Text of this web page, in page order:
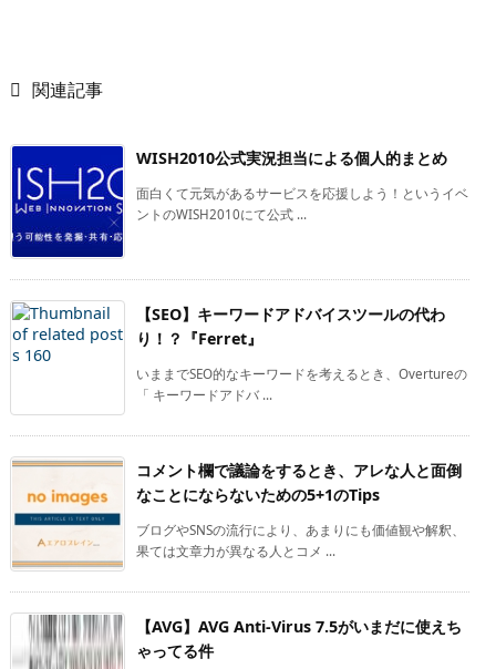
 関連記事
WISH2010公式実況担当による個人的まとめ
面白くて元気があるサービスを応援しよう！というイベ
ントのWISH2010にて公式 ...
【SEO】キーワードアドバイスツールの代わ
り！？『Ferret』
いままでSEO的なキーワードを考えるとき、Overtureの
「 キーワードアドバ ...
コメント欄で議論をするとき、アレな人と面倒
なことにならないための5+1のTips
ブログやSNSの流行により、あまりにも価値観や解釈、
果ては文章力が異なる人とコメ ...
【AVG】AVG Anti-Virus 7.5がいまだに使えち
ゃってる件